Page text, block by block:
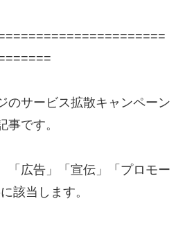
のサービス拡散キャンペーン
事です。
「広告」「宣伝」「プロモー
該当します。